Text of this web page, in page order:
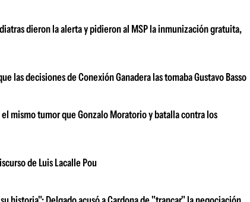
dieron la alerta y pidieron al MSP la inmunización gratuita,
las decisiones de Conexión Ganadera las tomaba Gustavo Basso
mismo tumor que Gonzalo Moratorio y batalla contra los
de Luis Lacalle Pou